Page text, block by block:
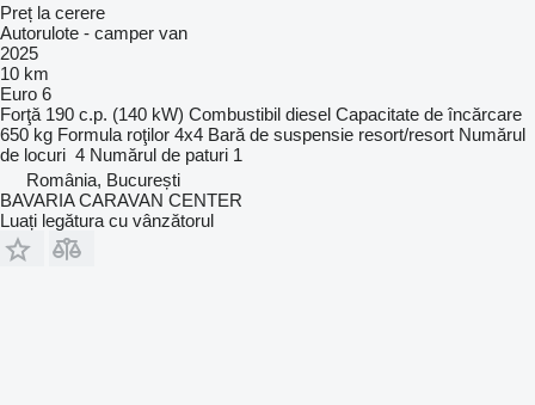
Preț la cerere
Autorulote - camper van
2025
10 km
Euro 6
Forţă 190 c.p. (140 kW) Combustibil diesel Capacitate de încărcare
650 kg Formula roţilor 4x4 Bară de suspensie resort/resort Numărul
de locuri 4 Numărul de paturi 1
România, București
BAVARIA CARAVAN CENTER
Luați legătura cu vânzătorul